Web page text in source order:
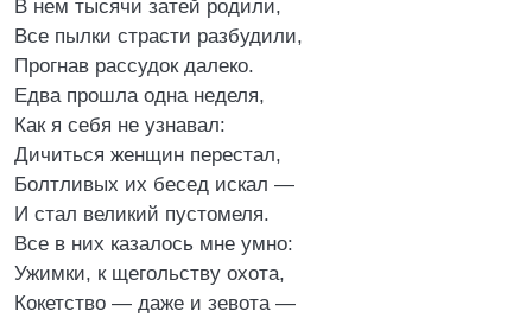
В нем тысячи затей родили,
Все пылки страсти разбудили,
Прогнав рассудок далеко.
Едва прошла одна неделя,
Как я себя не узнавал:
Дичиться женщин перестал,
Болтливых их бесед искал —
И стал великий пустомеля.
Все в них казалось мне умно:
Ужимки, к щегольству охота,
Кокетство — даже и зевота —